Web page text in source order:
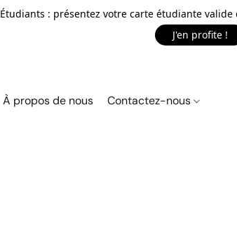
Étudiants : présentez votre carte étudiante valide
J'en profite !
À propos de nous Contactez-nous